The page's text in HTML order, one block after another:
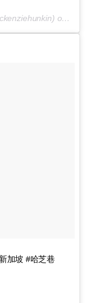
A post shared by Mackenzie Hunkin (@mackenziehunkin) onAug
加坡 #哈芝巷